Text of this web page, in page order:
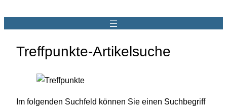
Treffpunkte-Artikelsuche
Im folgenden Suchfeld können Sie einen Suchbegriff